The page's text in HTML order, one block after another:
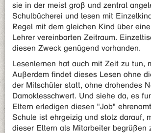
sie in der meist groß und zentral
Schulbücherei und lesen mit
Regel mit dem gleichen Kind über
Lehrer vereinbarten Zeitraum.
diesen Zweck genügend vorhanden.
Lesenlernen hat auch mit Zeit zu tun,
Außerdem findet dieses Lesen ohne
der Mitschüler statt, ohne drohendes
Damoklesschwert. Und siehe da, es
Eltern erledigen diesen "Job"
Schule ist ehrgeizig und stolz darauf,
dieser Eltern als Mitarbeiter begrüßen